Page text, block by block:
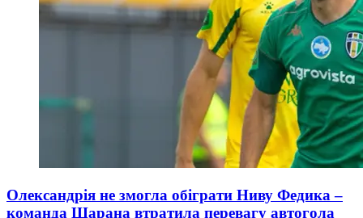
Олександрія не змогла обіграти Ниву Федика –
команда Шарана втратила перевагу автогола